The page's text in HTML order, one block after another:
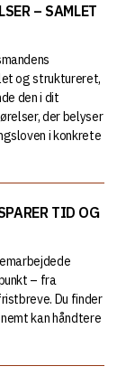
– SAMLET
og struktureret,
den i dit
der belyser
i konkrete
TID OG
– fra
Du finder
kan håndtere